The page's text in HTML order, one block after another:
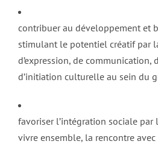
contribuer au développement et
stimulant le potentiel créatif par
d’expression, de communication,
d’initiation culturelle au sein du
favoriser l’intégration sociale par
vivre ensemble, la rencontre avec